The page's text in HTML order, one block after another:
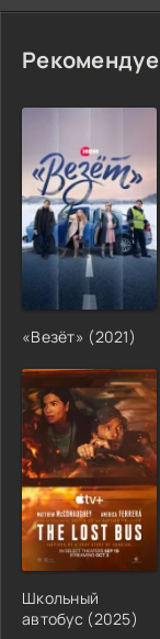
«Везёт» (2021)
Школьный
автобус (2025)